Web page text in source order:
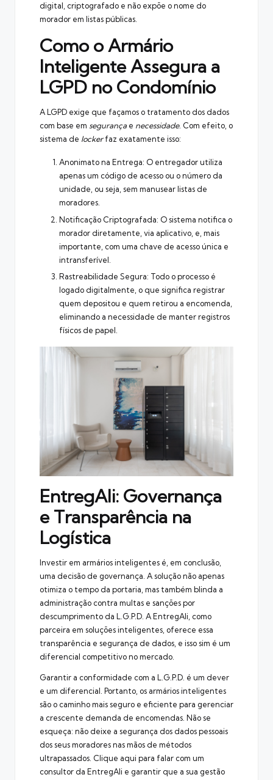
digital, criptografado e não expõe o nome do
morador em listas públicas.
Como o Armário
Inteligente Assegura a
LGPD no Condomínio
A LGPD exige que façamos o tratamento dos dados
com base em segurança e necessidade. Com efeito, o
sistema de lockerfaz exatamente isso:
Anonimato na Entrega: O entregador utiliza
apenas um código de acesso ou o número da
unidade, ou seja, sem manusear listas de
moradores.
Notificação Criptografada: O sistema notifica o
morador diretamente, via aplicativo, e, mais
importante, com uma chave de acesso única e
intransferível.
Rastreabilidade Segura: Todo o processo é
logado digitalmente, o que significa registrar
quem depositou e quem retirou a encomenda,
eliminando a necessidade de manter registros
físicos de papel.
EntregAli: Governança
e Transparência na
Logística
Investir em armários inteligentes é, em conclusão,
uma decisão de governança. A solução não apenas
otimiza o tempo da portaria, mas também blinda a
administração contra multas e sanções por
descumprimento da L.G.P.D. A EntregAli, como
parceira em soluções inteligentes, oferece essa
transparência e segurança de dados, e isso sim é um
diferencial competitivo no mercado.
Garantir a conformidade com a L.G.P.D. é um dever
e um diferencial. Portanto, os armários inteligentes
são o caminho mais seguro e eficiente para gerenciar
a crescente demanda de encomendas. Não se
esqueça: não deixe a segurança dos dados pessoais
dos seus moradores nas mãos de métodos
ultrapassados. Clique aqui para falar com um
consultor da EntregAli e garantir que a sua gestão